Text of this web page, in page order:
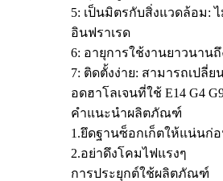
5: เป็นมิตรกับสิ่งแวดล้อม:
อินฟราเรด
6: อายุการใช้งานยาวนานถึ
7: ติดตั้งง่าย: สามารถเปลี่
อดฮาโลเจนที่ใช้ E14 G4
คำแนะนำผลิตภัณฑ์
1.ยึดฐานซ็อกเก็ตให้แน่นก่
2.อย่าดึงโคมไฟแรงๆ
การประยุกต์ใช้ผลิตภัณฑ์